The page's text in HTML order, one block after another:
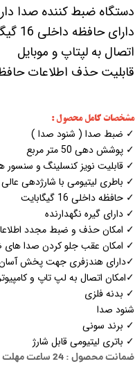
دستگاه ضبط کننده صدا
اتصال به لپتاپ و موبایل
قابلیت حذف اطلاعات
مشخصات کامل محصول :
✓ ضبط صدا ( شنود صدا )
✓ پوشش دهی 50 متر مربع
✓ قابلیت نویز کنسلینگ و
✓ باطری لیتیومی با شارژدهی عالی
✓ حافظه داخلی 16 گیگابایت
✓ دارای گیره نگهدارنده
✓ امکان حذف و ضبط مجدد
✓ امکان عقب جلو کردن صدا
✓دارای هندزفری جهت پخش
✓امکان اتصال به لپ تاپ و
✓ بدنه فلزی
شنود صدا
✓ برند سونی
✓ باتری لیتیومی قابل شارژ
ضمانت محصول : 24 ساعت مهلت تست